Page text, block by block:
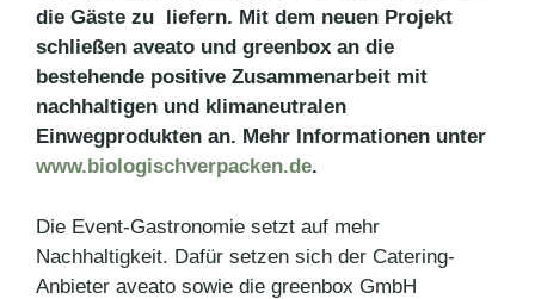
die Gäste zu liefern. Mit dem neuen Projekt
schließen aveato und greenbox an die
bestehende positive Zusammenarbeit mit
nachhaltigen und klimaneutralen
Einwegprodukten an. Mehr Informationen unter
www.biologischverpacken.de.
Die Event-Gastronomie setzt auf mehr
Nachhaltigkeit. Dafür setzen sich der Catering-
Anbieter aveato sowie die greenbox GmbH